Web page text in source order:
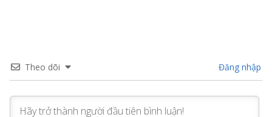
Theo dõi Đăng nhập